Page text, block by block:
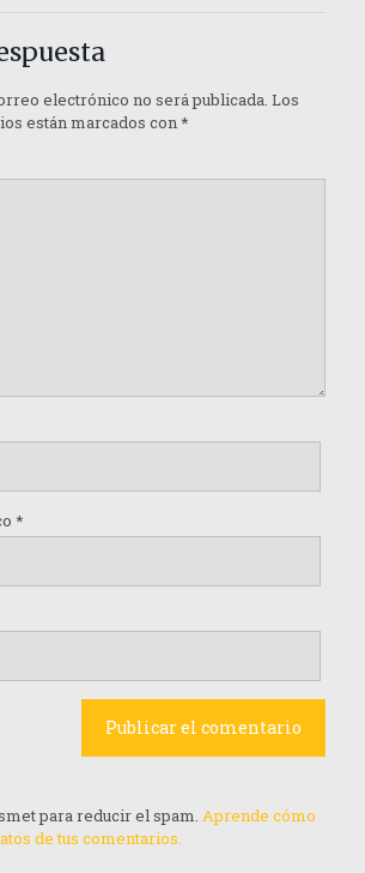
electrónico no será publicada. Los
están marcados con*
*
para reducir el spam. Aprende cómo
de tus comentarios.